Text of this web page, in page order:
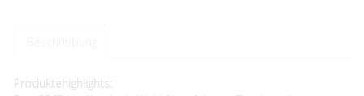
Produktehighlights: